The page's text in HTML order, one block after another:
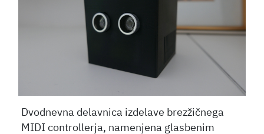
Dvodnevna delavnica izdelave brezžičnega
MIDI controllerja, namenjena glasbenim